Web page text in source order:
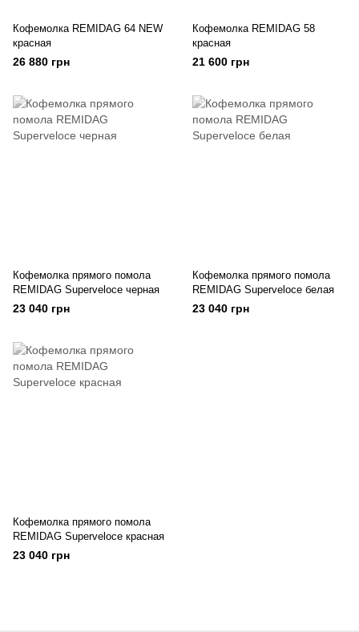
Кофемолка REMIDAG 64 NEW
красная
26 880 грн
Кофемолка REMIDAG 58
красная
21 600 грн
Кофемолка прямого помола
REMIDAG Superveloce черная
23 040 грн
Кофемолка прямого помола
REMIDAG Superveloce белая
23 040 грн
Кофемолка прямого помола
REMIDAG Superveloce красная
23 040 грн